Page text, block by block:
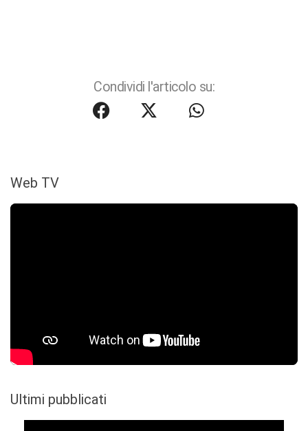
Condividi l'articolo su:
Web TV
Ultimi pubblicati